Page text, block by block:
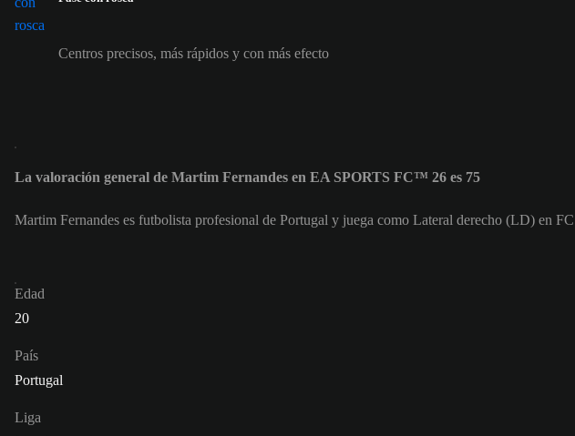
Centros precisos, más rápidos y con más efecto
La valoración general de Martim Fernandes en EA SPORTS FC™ 26 es 75
Martim Fernandes es futbolista profesional de Portugal y juega como Lateral derecho (LD) en
Edad
20
País
Portugal
Liga